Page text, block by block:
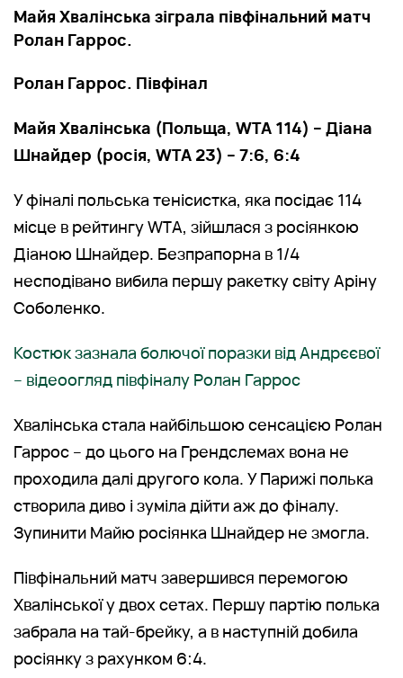
Майя Хвалінська зіграла півфінальний матч
Ролан Гаррос.
Ролан Гаррос. Півфінал
Майя Хвалінська (Польща, WTA 114) – Діана
Шнайдер (росія, WTA 23) – 7:6, 6:4
У фіналі польська тенісистка, яка посідає 114
місце в рейтингу WTA, зійшлася з росіянкою
Діаною Шнайдер. Безпрапорна в 1/4
несподівано вибила першу ракетку світу Аріну
Соболенко.
Костюк зазнала болючої поразки від Андрєєвої
– відеоогляд півфіналу Ролан Гаррос
Хвалінська стала найбільшою сенсацією Ролан
Гаррос – до цього на Грендслемах вона не
проходила далі другого кола. У Парижі полька
створила диво і зуміла дійти аж до фіналу.
Зупинити Майю росіянка Шнайдер не змогла.
Півфінальний матч завершився перемогою
Хвалінської у двох сетах. Першу партію полька
забрала на тай-брейку, а в наступній добила
росіянку з рахунком 6:4.